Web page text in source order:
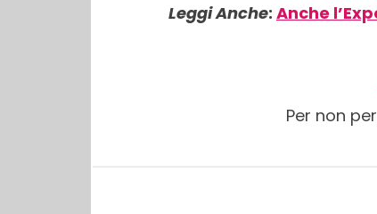
Leggi Anche: Anche
Per non